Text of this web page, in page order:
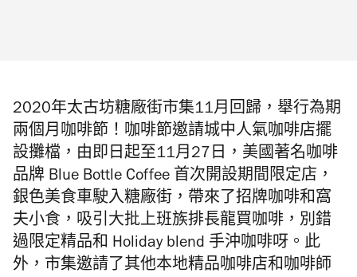
2020年太古坊糖廠街市集11月回歸，舉行為期
兩個月咖啡節！咖啡節邀請城中人氣咖啡店擺
設攤檔， 由即日起至11月27日，美國著名咖啡
品牌 Blue Bottle Coffee 首次開設期間限定店，
銀色美食車駛入糖廠街，帶來了招牌咖啡和窩
夫小食， 吸引大批上班族排長龍買咖啡，別錯
過限定精品和 Holiday blend 手沖咖啡呀。此
外，市集邀請了其他本地精品咖啡店和咖啡師